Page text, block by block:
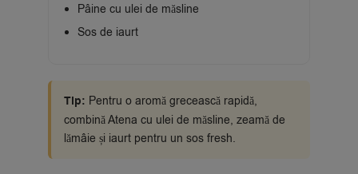
Pâine cu ulei de măsline
Sos de iaurt
Tip: Pentru o aromă grecească rapidă,
combină Atena cu ulei de măsline, zeamă de
lămâie și iaurt pentru un sos fresh.